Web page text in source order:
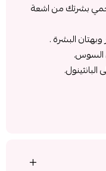
بشرتك من اشعة
البشرة .
السوس.